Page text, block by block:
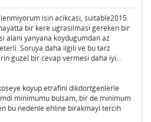
isin acikcasi, suitable2015.
bir kere ugrasilmasi gereken bir
alani yanyana koydugumdan az
Soruya daha ilgili ve bu tarz
guzel bir cevap vermesi daha iyi...
koyup etrafini dikdortgenlerle
minimumu bulsam, bir de minimum
bu nedenle ehline birakmayi tercih